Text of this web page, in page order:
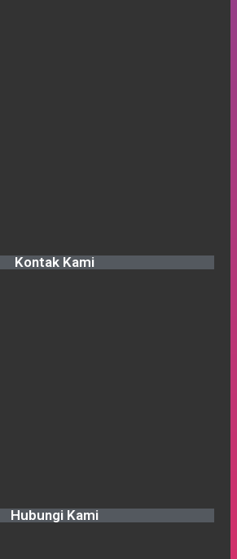
Kontak Kami
Hubungi Kami